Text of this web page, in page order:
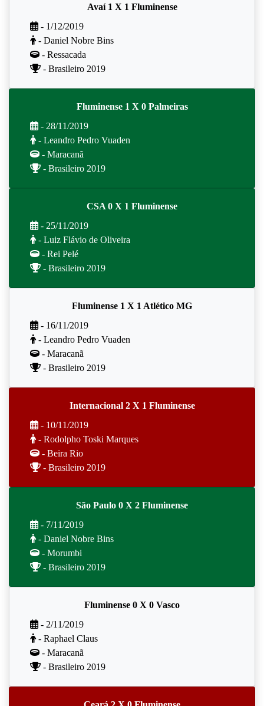
Avaí 1 X 1 Fluminense
- 1/12/2019
- Daniel Nobre Bins
- Ressacada
- Brasileiro 2019
Fluminense 1 X 0 Palmeiras
- 28/11/2019
- Leandro Pedro Vuaden
- Maracanã
- Brasileiro 2019
CSA 0 X 1 Fluminense
- 25/11/2019
- Luiz Flávio de Oliveira
- Rei Pelé
- Brasileiro 2019
Fluminense 1 X 1 Atlético MG
- 16/11/2019
- Leandro Pedro Vuaden
- Maracanã
- Brasileiro 2019
Internacional 2 X 1 Fluminense
- 10/11/2019
- Rodolpho Toski Marques
- Beira Rio
- Brasileiro 2019
São Paulo 0 X 2 Fluminense
- 7/11/2019
- Daniel Nobre Bins
- Morumbi
- Brasileiro 2019
Fluminense 0 X 0 Vasco
- 2/11/2019
- Raphael Claus
- Maracanã
- Brasileiro 2019